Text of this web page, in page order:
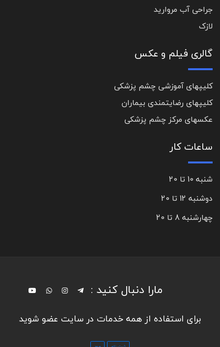
جراحی آب مروارید
لازک
گالری فیلم و عکس
کلیپهای آموزشی چشم پزشکی
کلیپهای رضایتمندی بیماران
عکسهای مرکز چشم پزشکی
ساعات کار
شنبه 10 تا 20
دوشنبه 12 تا 20
چهارشنبه 8 تا 20
مارا دنبال کنید :
برای استفاده از همه خدمات در سایت عضو شوید